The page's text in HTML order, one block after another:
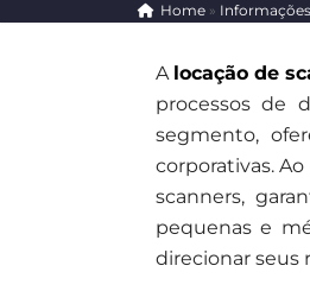
Home» Informações
A locação de
processos de
segmento,
corporativas.
scanners,
pequenas e
direcionar seus